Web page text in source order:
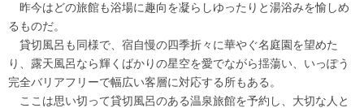
昨今はどの旅館も浴場に趣向を凝らしゆったりと湯浴みを愉しめ
るものだ。
貸切風呂も同様で、宿自慢の四季折々に華やぐ名庭園を望めた
り、露天風呂なら輝くばかりの星空を愛でながら揺蕩い、いっぽう
完全バリアフリーで幅広い客層に対応する所もある。
ここは思い切って貸切風呂のある温泉旅館を予約し、大切な人と